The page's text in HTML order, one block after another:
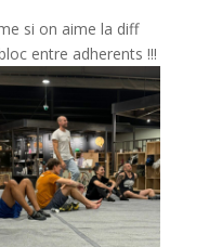
si on aime la diff
entre adherents !!!